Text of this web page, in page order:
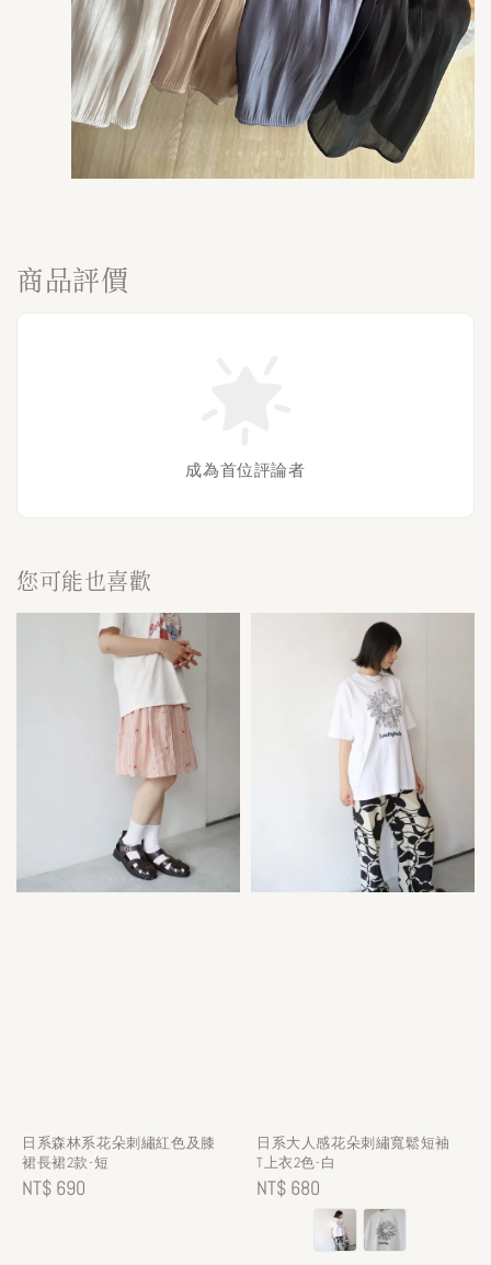
商品評價
成為首位評論者
您可能也喜歡
日系森林系花朵刺繡紅色及膝
裙長裙2款-短
Regular
NT$ 690
日系大人感花朵刺繡寬鬆短袖
T上衣2色-白
Regular
NT$ 680